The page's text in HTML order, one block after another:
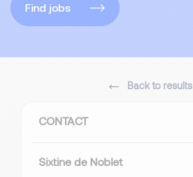
Find jobs
Back to results
CONTACT
Sixtine de Noblet